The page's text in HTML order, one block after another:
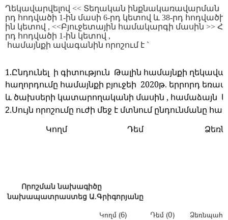
Ղեկավարվելով << Տեղական ինքնակառավարման
րդ հոդվածի 1-ին մասի 6-րդ կետով և 38-րդ հոդվածի
ին կետով , <<Բյուջետային համակարգի մասին >> ՀՀ
րդ հոդվածի 1-ին կետով ,
համայնքի ավագանին որոշում է `
1.Ընդունել ի գիտություն Թալին համայնքի
հաղորդումը համայնքի բյուջեի 2020թ. երրորդ
և ծախսերի կատարողականի մասին , համաձայն
2.Սույն որոշումը ուժի մեջ է մտնում ընդունմանը
Կողմ Դեմ
Որոշմաննախագիծը
նախապատրաստեց Ա.Գրիգորյանը
Կողմ (6) Դեմ (0)
Ձեռնպահ